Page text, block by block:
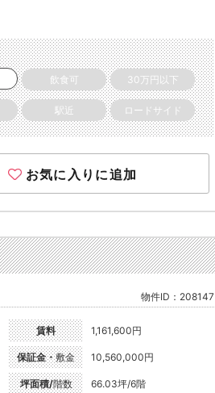
飲食可 30万円以下
駅近 ロードサイド
お気に入りに追加
物件ID：208147
賃料 1,161,600円
保証金・敷金 10,560,000円
坪面積/階数 66.03坪/6階